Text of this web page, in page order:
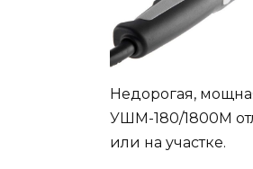
Недорогая,
УШМ-180/1800М
или на участке.